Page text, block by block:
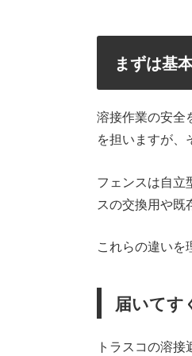
まずは基
溶接作業の安全
を担いますが、
フェンスは自立
スの交換用や既
これらの違いを
届いてす
トラスコの溶